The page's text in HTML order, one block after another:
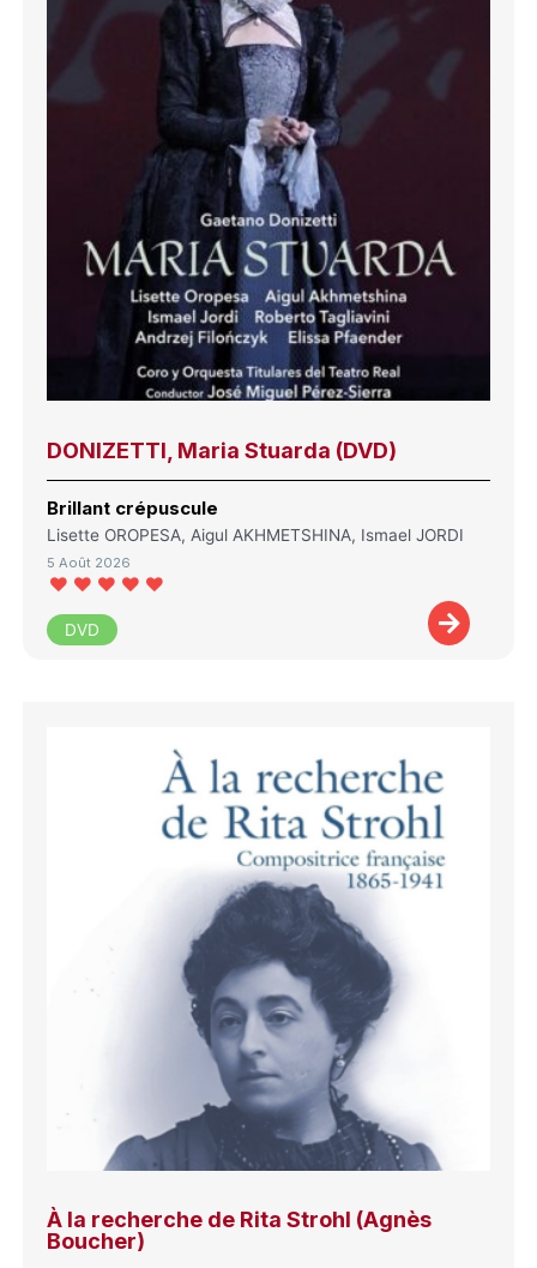
DONIZETTI, Maria Stuarda (DVD)
Brillant crépuscule
Lisette OROPESA, Aigul AKHMETSHINA, Ismael JORDI
5 Août 2026
DVD
À la recherche de Rita Strohl (Agnès
Boucher)